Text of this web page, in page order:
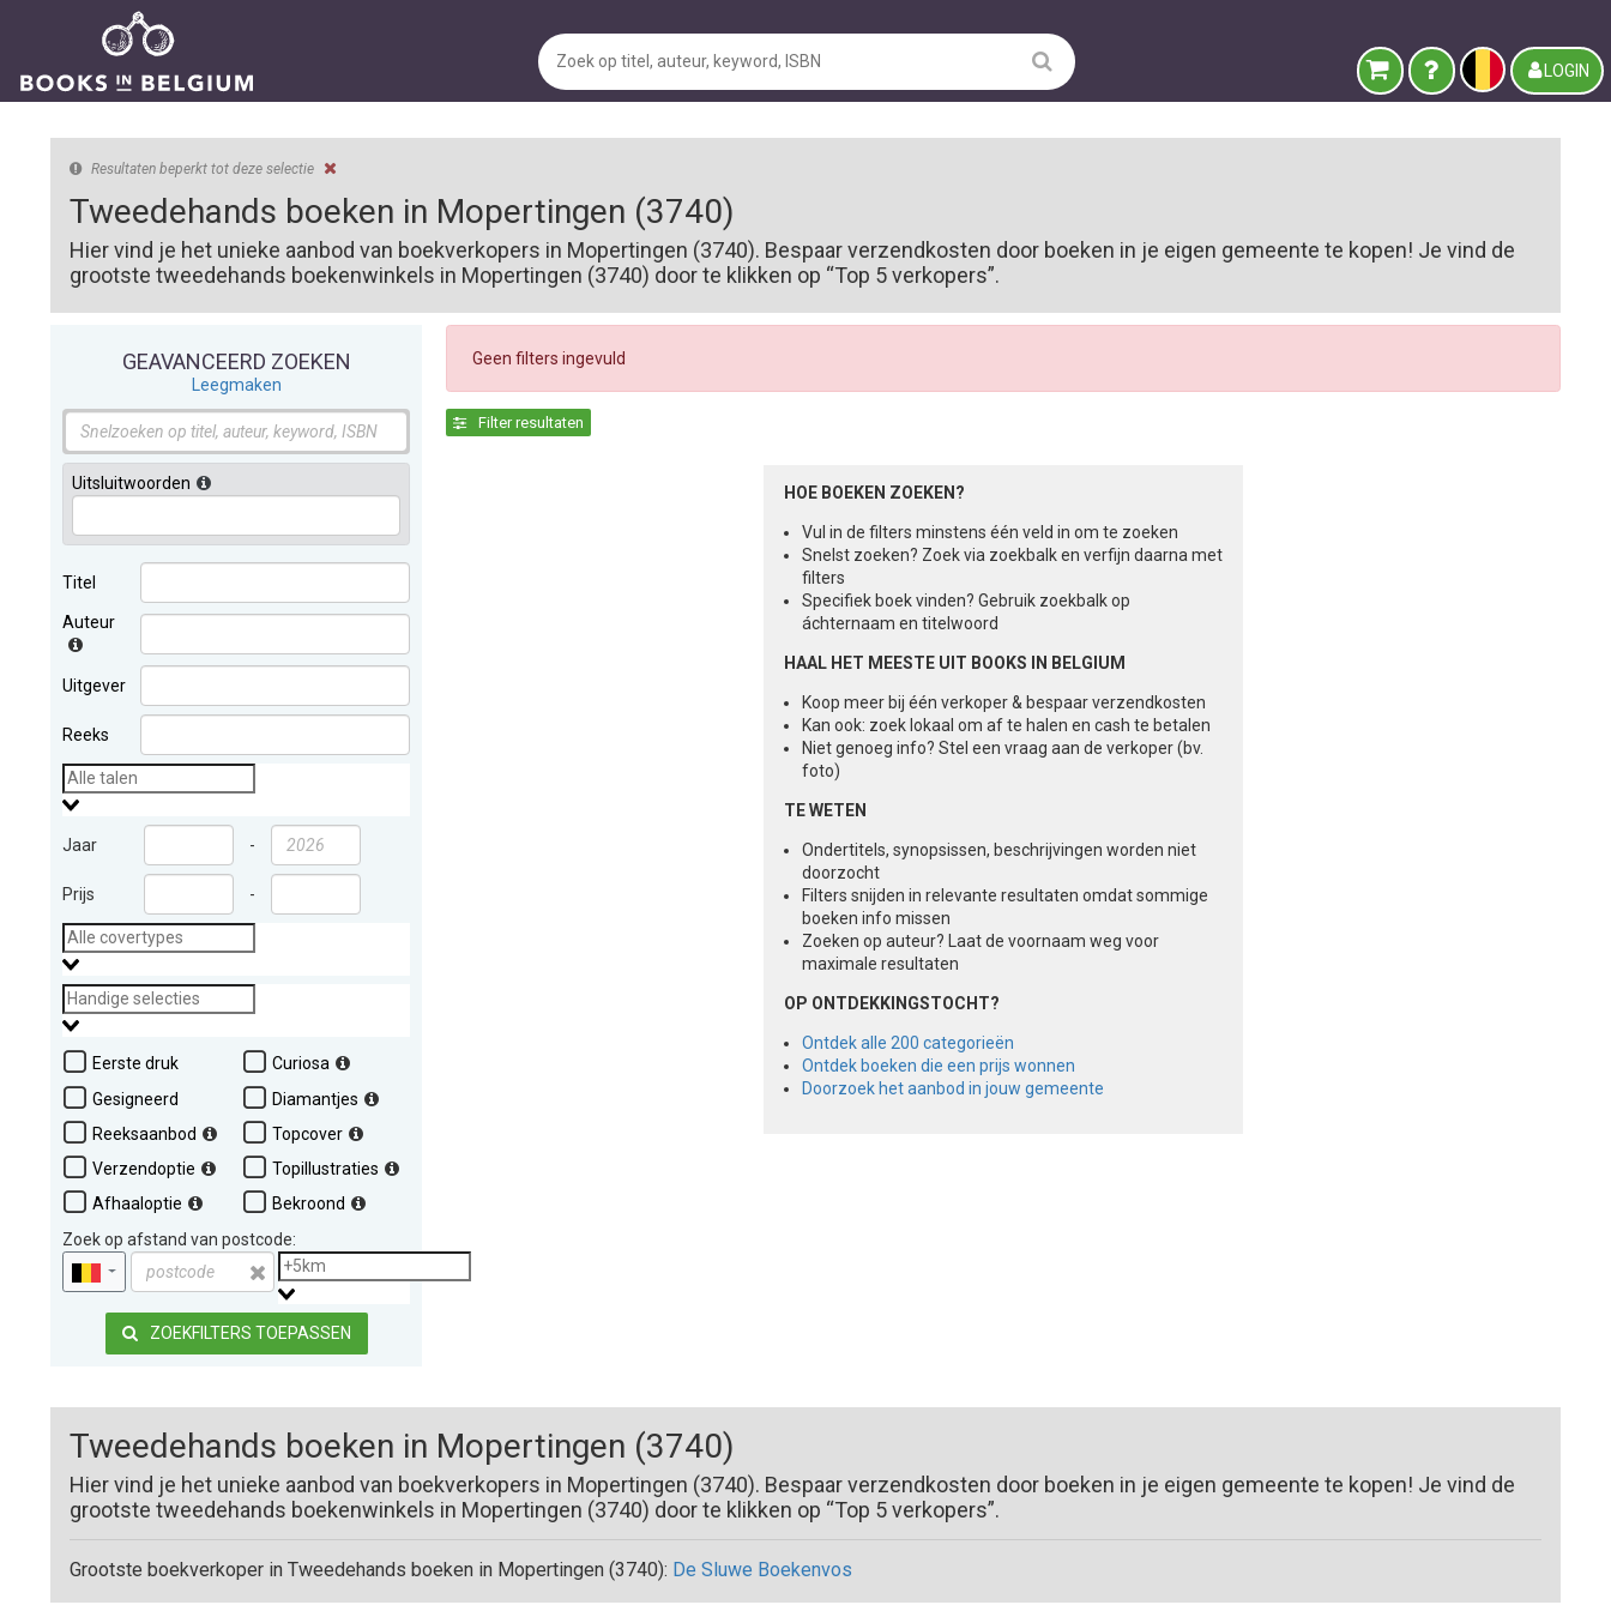
LOGIN
Resultaten beperkt tot deze selectie
Tweedehands boeken in Mopertingen (3740)
Hier vind je het unieke aanbod van boekverkopers in Mopertingen (3740). Bespaar verzendkosten door boeken in je eigen gemeente te kopen! Je vind de
grootste tweedehands boekenwinkels in Mopertingen (3740) door te klikken op “Top 5 verkopers”.
GEAVANCEERD ZOEKEN
Leegmaken
Uitsluitwoorden
Titel
Auteur
Uitgever
Reeks
Jaar -
Prijs -
Eerste druk
Gesigneerd
Reeksaanbod
Verzendoptie
Afhaaloptie
Curiosa
Diamantjes
Topcover
Topillustraties
Bekroond
Zoek op afstand van postcode:
ZOEKFILTERS TOEPASSEN
Geen filters ingevuld
Filter resultaten
HOE BOEKEN ZOEKEN?
Vul in de filters minstens één veld in om te zoeken
Snelst zoeken? Zoek via zoekbalk en verfijn daarna met
filters
Specifiek boek vinden? Gebruik zoekbalk op
áchternaam en titelwoord
HAAL HET MEESTE UIT BOOKS IN BELGIUM
Koop meer bij één verkoper & bespaar verzendkosten
Kan ook: zoek lokaal om af te halen en cash te betalen
Niet genoeg info? Stel een vraag aan de verkoper (bv.
foto)
TE WETEN
Ondertitels, synopsissen, beschrijvingen worden niet
doorzocht
Filters snijden in relevante resultaten omdat sommige
boeken info missen
Zoeken op auteur? Laat de voornaam weg voor
maximale resultaten
OP ONTDEKKINGSTOCHT?
Ontdek alle 200 categorieën
Ontdek boeken die een prijs wonnen
Doorzoek het aanbod in jouw gemeente
Tweedehands boeken in Mopertingen (3740)
Hier vind je het unieke aanbod van boekverkopers in Mopertingen (3740). Bespaar verzendkosten door boeken in je eigen gemeente te kopen! Je vind de
grootste tweedehands boekenwinkels in Mopertingen (3740) door te klikken op “Top 5 verkopers”.
Grootste boekverkoper in Tweedehands boeken in Mopertingen (3740): De Sluwe Boekenvos